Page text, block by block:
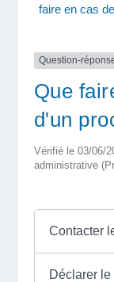
faire en cas
Question-
Que
d'un
Vérifié le 03/06/
administrative
Contacter
Déclarer